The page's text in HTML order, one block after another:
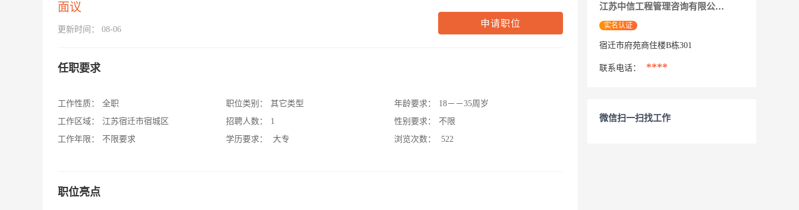
面议
更新时间： 08-06
申请职位
任职要求
工作性质：
全职
工作区域：
江苏宿迁市宿城区
工作年限：
不限要求
职位类别：
其它类型
招聘人数：
1
学历要求：
大专
年龄要求：
18－－35周岁
性别要求：
不限
浏览次数：
522
职位亮点
江苏中信工程管理咨询有限公司
实名认证
宿迁市府苑商住楼B栋301
联系电话： ****
微信扫一扫找工作